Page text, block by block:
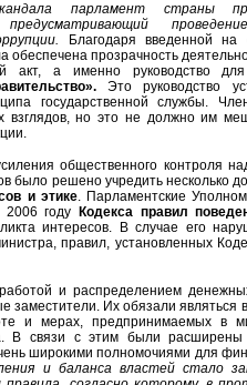
парламент страны
Благодаря введенной на
обеспечена прозрачность
акт, а именно руководство
Это руководство
государственной службы.
взглядов, но это не должно им
общественного контроля
было решено учредить несколько
и этике. Парламентские
году
Кодекса правил
интересов. В случае его
правил, установленных
и распределением
заместители. Их обязали
и мерах, предпринимаемых в
В связи с этим были расширены
широкими полномочиями для
и баланса властей стало